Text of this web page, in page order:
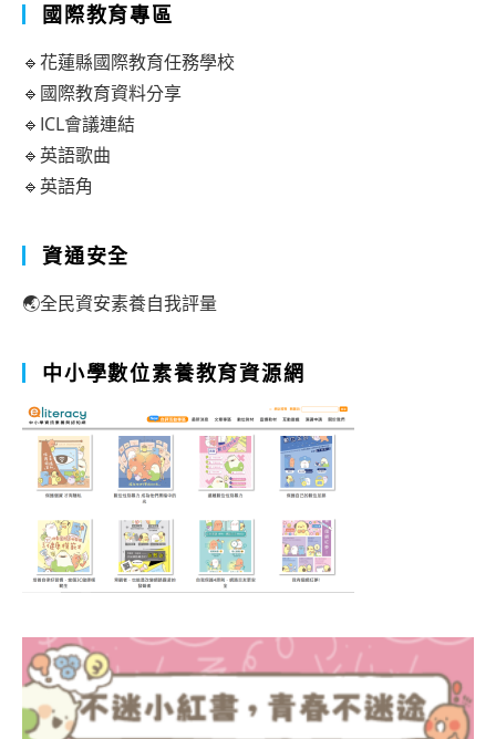
國際教育專區
🔹花蓮縣國際教育任務學校
🔹國際教育資料分享
🔹ICL會議連結
🔹英語歌曲
🔹英語角
資通安全
🌏全民資安素養自我評量
中小學數位素養教育資源網